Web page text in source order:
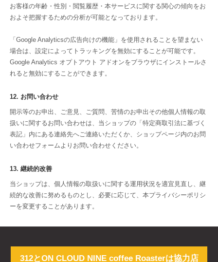
お客様の年齢・性別・閲覧履歴・本サービスに関する関心の傾向をお
およそ把握するための分析が可能となっております。
「Google Analyticsの広告向けの機能」を使用されることを望まない
場合は、設定によってトラッキングを無効にすることが可能です。
Google Analytics オプトアウト アドオンをブラウザにインストールさ
れると無効にすることができます。
12. お問い合わせ
開示等のお申出、ご意見、ご質問、苦情のお申出その他個人情報の取
扱いに関するお問い合わせは、当ショップの「特定商取引法に基づく
表記」内にある連絡先へご連絡いただくか、ショップページ内のお問
い合わせフォームよりお問い合わせください。
13. 継続的改善
当ショップは、個人情報の取扱いに関する運用状況を適宜見直し、継
続的な改善に努めるものとし、必要に応じて、本プライバシーポリシ
ーを変更することがあります。
312とON CLOUD NINE coffee Roasterは協力店